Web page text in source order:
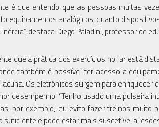
é que entendo que as pessoas muitas
equipamentos analógicos, quanto
destaca Diego Paladini, professor de
que a prática dos exercícios no lar está
também é possível ter acesso a
Os eletrônicos surgem para
desempenho. “Tenho usado uma pulseira
por exemplo, eu evito fazer treinos muito
suficiente e pode estar mais suscetível a